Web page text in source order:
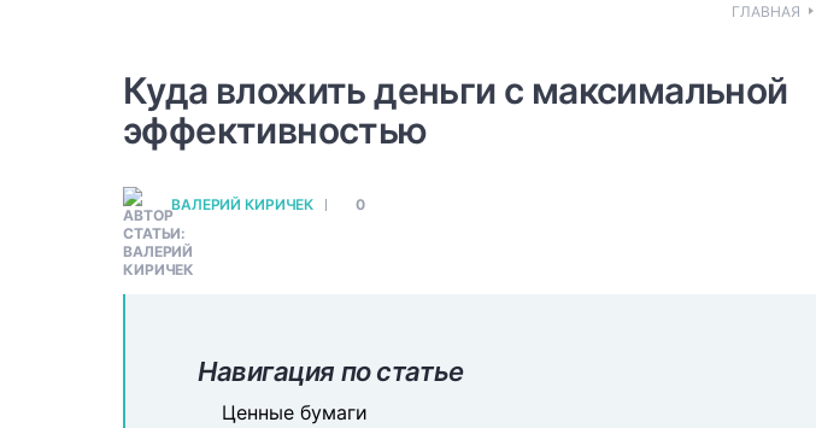
ГЛАВНАЯ
Куда вложить деньги с максимальной
эффективностью
ВАЛЕРИЙ КИРИЧЕК 0
Навигация по статье
Ценные бумаги